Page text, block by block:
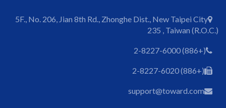
5F., No. 206, Jian 8th Rd., Zhonghe Dist., New Taipei City
235 , Taiwan (R.O.C.)
(+886) 2-8227-6000
(+886) 2-8227-6020
support@toward.com